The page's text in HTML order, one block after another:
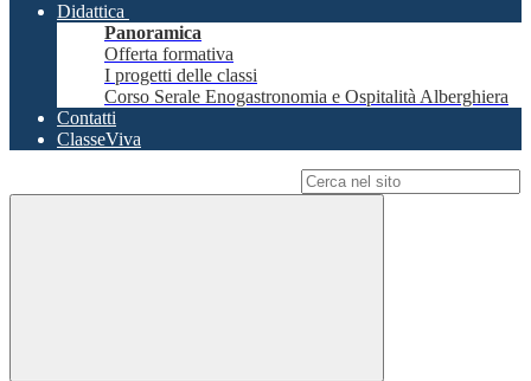
Didattica
Panoramica
Offerta formativa
I progetti delle classi
Corso Serale Enogastronomia e Ospitalità Alberghiera
Contatti
ClasseViva